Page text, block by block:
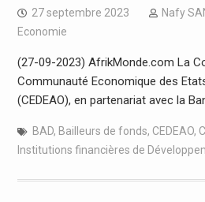
27 septembre 2023
Nafy
Economie
(27-09-2023) AfrikMonde.com La
Communauté Economique des
(CEDEAO), en partenariat avec la
BAD, Bailleurs de fonds, CEDEAO,
Institutions financières de